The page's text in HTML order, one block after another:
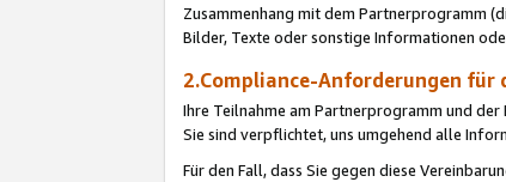
Zusammenhang mit dem Partnerprogramm
Bilder, Texte oder sonstige Informationen
2.Compliance-Anforderungen für
Ihre Teilnahme am Partnerprogramm und
Sie sind verpflichtet, uns umgehend alle
Für den Fall, dass Sie gegen diese